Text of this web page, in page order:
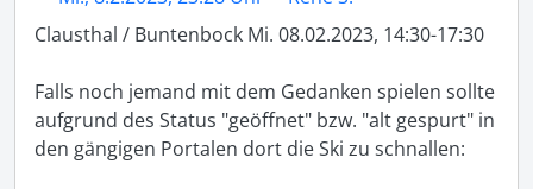
Clausthal / Buntenbock Mi. 08.02.2023, 14:30-17:30
Falls noch jemand mit dem Gedanken spielen sollte
aufgrund des Status "geöffnet" bzw. "alt gespurt" in
den gängigen Portalen dort die Ski zu schnallen: